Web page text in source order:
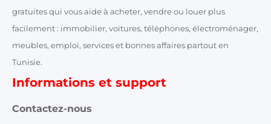
gratuites qui vous aide à acheter, vendre ou louer plus
facilement : immobilier, voitures, téléphones, électroménager,
meubles, emploi, services et bonnes affaires partout en
Tunisie.
Informations et support
Contactez-nous